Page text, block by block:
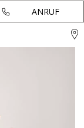
ANRUF
ANRUF